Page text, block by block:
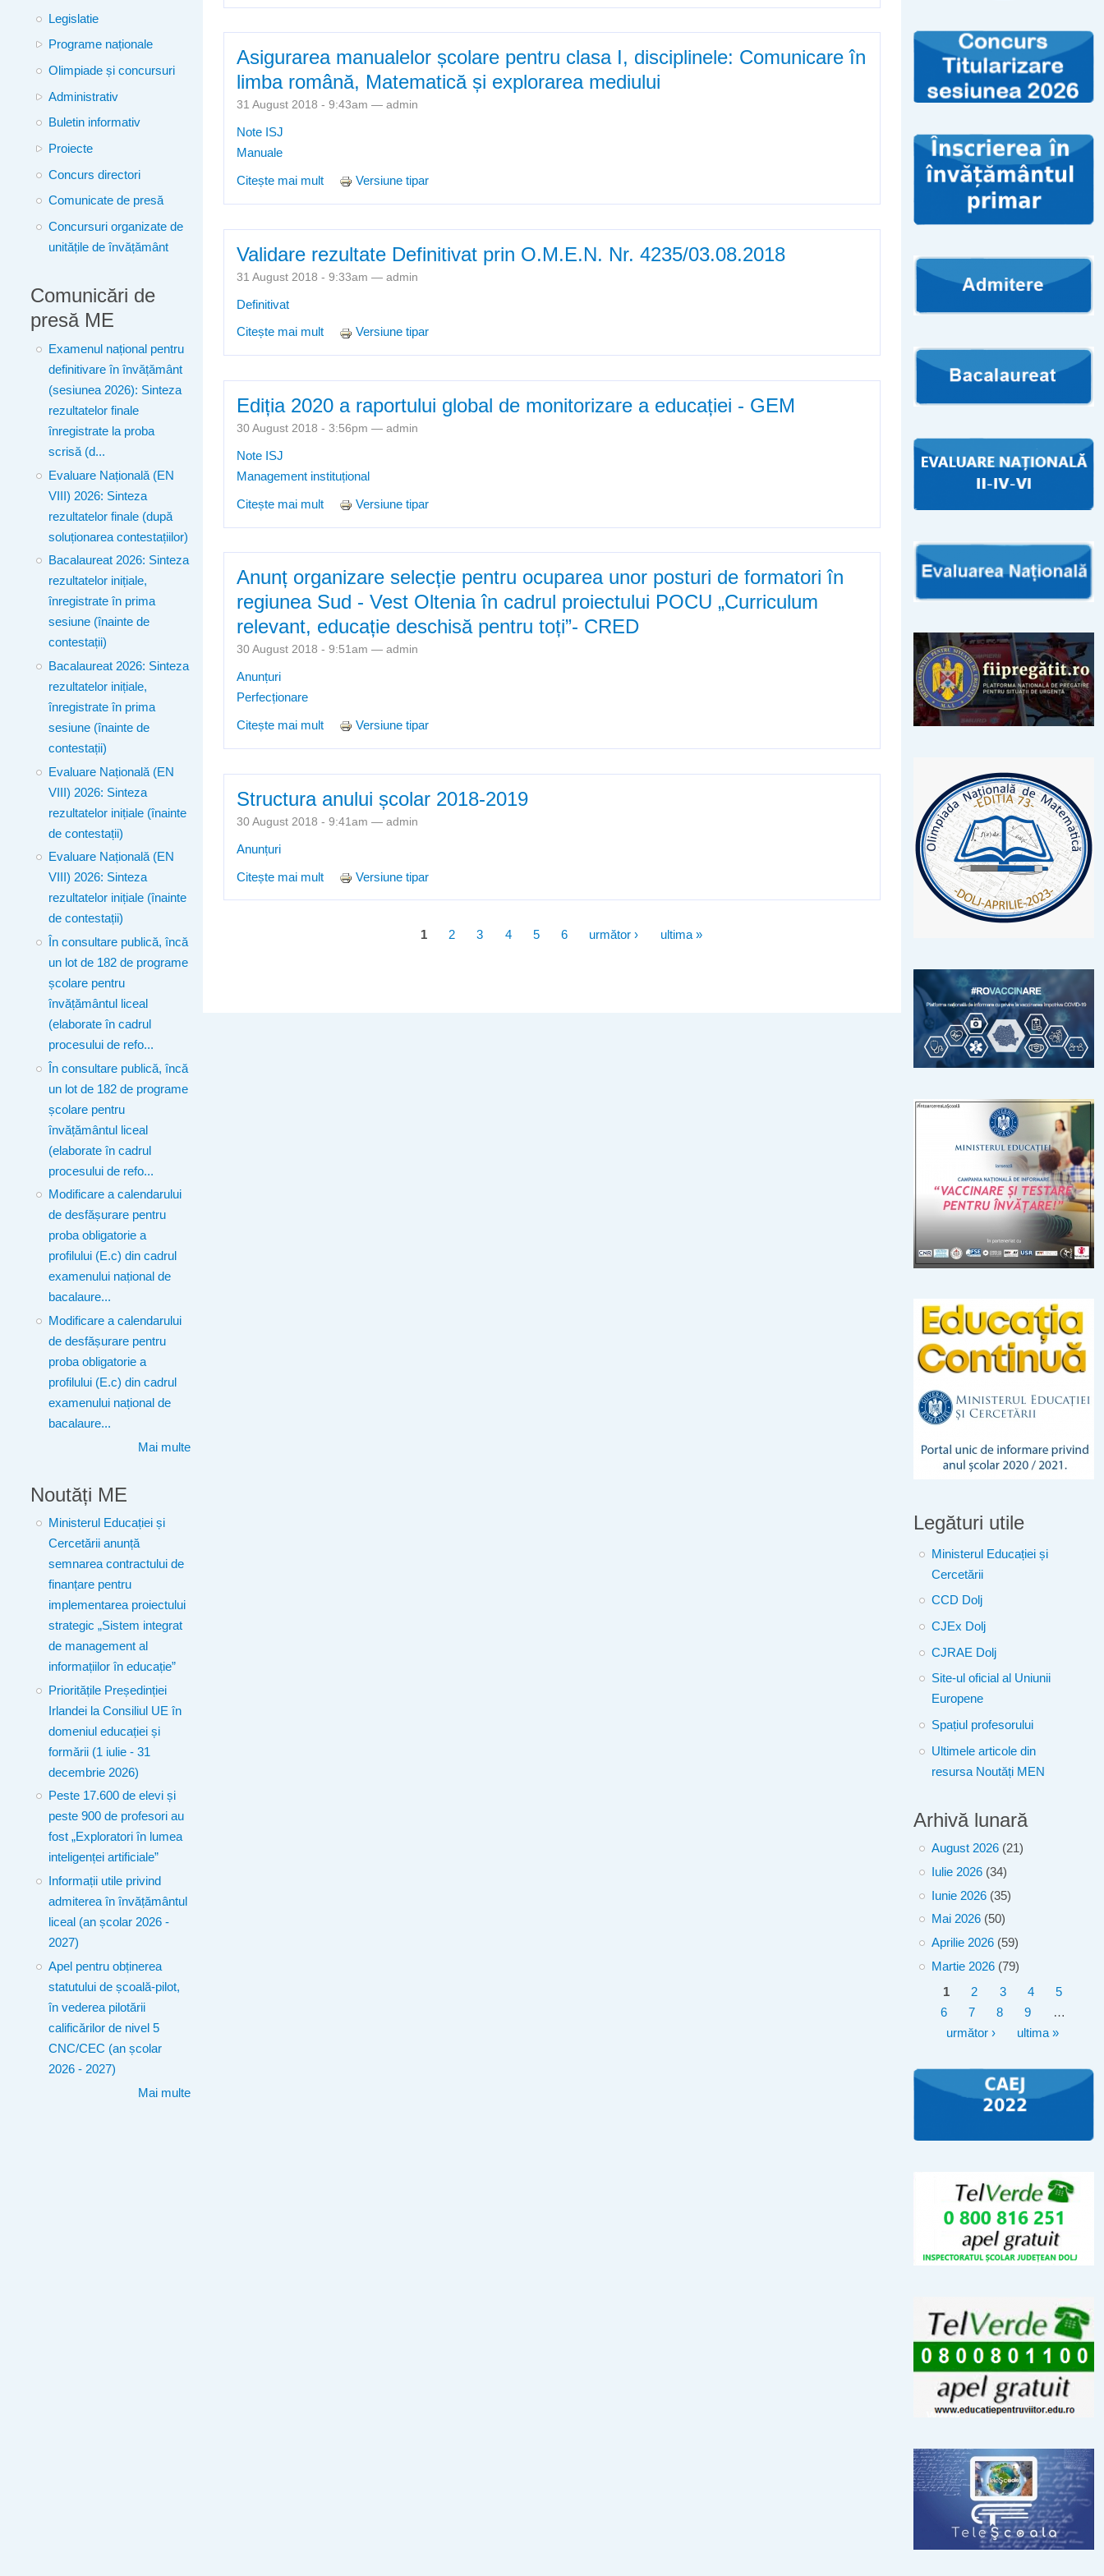
Legislatie
Programe naționale
Olimpiade și concursuri
Administrativ
Buletin informativ
Proiecte
Concurs directori
Comunicate de presă
Concursuri organizate de
unitățile de învățământ
Comunicări de
presă ME
Examenul național pentru
definitivare în învățământ
(sesiunea 2026): Sinteza
rezultatelor finale
înregistrate la proba
scrisă (d...
Evaluare Națională (EN
VIII) 2026: Sinteza
rezultatelor finale (după
soluționarea contestațiilor)
Bacalaureat 2026: Sinteza
rezultatelor inițiale,
înregistrate în prima
sesiune (înainte de
contestații)
Bacalaureat 2026: Sinteza
rezultatelor inițiale,
înregistrate în prima
sesiune (înainte de
contestații)
Evaluare Națională (EN
VIII) 2026: Sinteza
rezultatelor inițiale (înainte
de contestații)
Evaluare Națională (EN
VIII) 2026: Sinteza
rezultatelor inițiale (înainte
de contestații)
În consultare publică, încă
un lot de 182 de programe
școlare pentru
învățământul liceal
(elaborate în cadrul
procesului de refo...
În consultare publică, încă
un lot de 182 de programe
școlare pentru
învățământul liceal
(elaborate în cadrul
procesului de refo...
Modificare a calendarului
de desfășurare pentru
proba obligatorie a
profilului (E.c) din cadrul
examenului național de
bacalaure...
Modificare a calendarului
de desfășurare pentru
proba obligatorie a
profilului (E.c) din cadrul
examenului național de
bacalaure...
Mai multe
Noutăți ME
Ministerul Educației și
Cercetării anunță
semnarea contractului de
finanțare pentru
implementarea proiectului
strategic „Sistem integrat
de management al
informațiilor în educație”
Prioritățile Președinției
Irlandei la Consiliul UE în
domeniul educației și
formării (1 iulie - 31
decembrie 2026)
Peste 17.600 de elevi și
peste 900 de profesori au
fost „Exploratori în lumea
inteligenței artificiale”
Informații utile privind
admiterea în învățământul
liceal (an școlar 2026 -
2027)
Apel pentru obținerea
statutului de școală-pilot,
în vederea pilotării
calificărilor de nivel 5
CNC/CEC (an școlar
2026 - 2027)
Mai multe
Asigurarea manualelor școlare pentru clasa I, disciplinele: Comunicare în
limba română, Matematică și explorarea mediului
31 August 2018 - 9:43am — admin
Note ISJ
Manuale
Citește mai mult
despre Asigurarea manualelor școlare pentru clasa I, disciplinele: Comunicare în limba română,
Matematică și explorarea mediului
Versiune tipar
Validare rezultate Definitivat prin O.M.E.N. Nr. 4235/03.08.2018
31 August 2018 - 9:33am — admin
Definitivat
Citește mai mult despre Validare rezultate Definitivat prin O.M.E.N. Nr. 4235/03.08.2018
Versiune tipar
Ediția 2020 a raportului global de monitorizare a educației - GEM
30 August 2018 - 3:56pm — admin
Note ISJ
Management instituțional
Citește mai mult despre Ediția 2020 a raportului global de monitorizare a educației - GEM
Versiune tipar
Anunț organizare selecție pentru ocuparea unor posturi de formatori în
regiunea Sud - Vest Oltenia în cadrul proiectului POCU „Curriculum
relevant, educație deschisă pentru toți”- CRED
30 August 2018 - 9:51am — admin
Anunțuri
Perfecționare
Citește mai mult
despre Anunț organizare selecție pentru ocuparea unor posturi de formatori în regiunea Sud - Vest Oltenia
în cadrul proiectului POCU „Curriculum relevant, educație deschisă pentru toți”- CRED
Versiune tipar
Structura anului școlar 2018-2019
30 August 2018 - 9:41am — admin
Anunțuri
Citește mai mult despre Structura anului școlar 2018-2019
Versiune tipar
1 2 3 4 5 6 următor › ultima »
Legături utile
Ministerul Educației și
Cercetării
CCD Dolj
CJEx Dolj
CJRAE Dolj
Site-ul oficial al Uniunii
Europene
Spațiul profesorului
Ultimele articole din
resursa Noutăți MEN
Arhivă lunară
August 2026 (21)
Iulie 2026 (34)
Iunie 2026 (35)
Mai 2026 (50)
Aprilie 2026 (59)
Martie 2026 (79)
Pagini
1 2 3 4
5
6
7 8 9
…
următor ›
ultima »